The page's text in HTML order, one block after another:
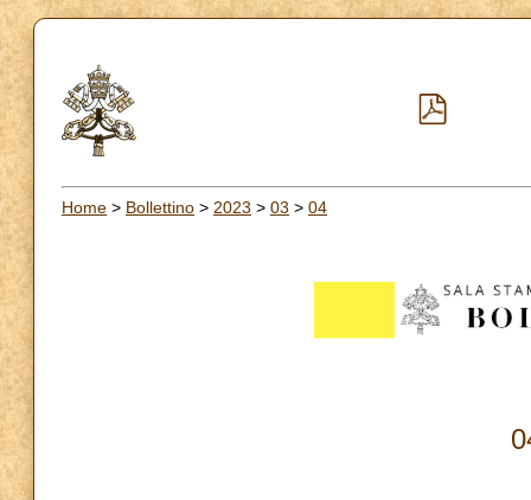
Home > Bollettino > 2023 > 03 > 04